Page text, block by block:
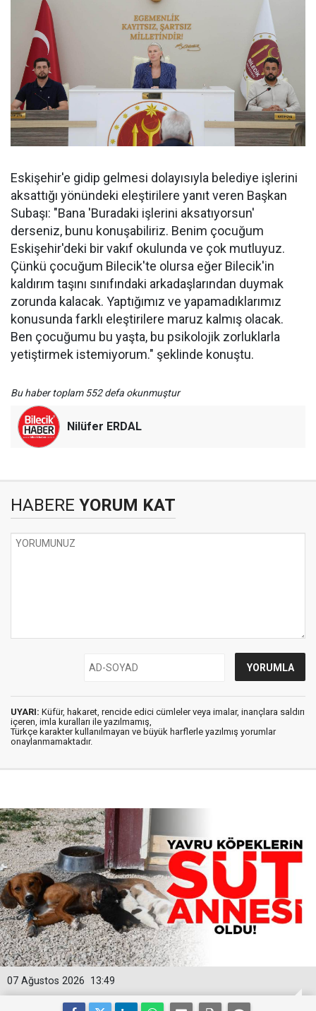
Eskişehir'e gidip gelmesi dolayısıyla belediye işlerini
aksattığı yönündeki eleştirilere yanıt veren Başkan
Subaşı: "Bana 'Buradaki işlerini aksatıyorsun'
derseniz, bunu konuşabiliriz. Benim çocuğum
Eskişehir'deki bir vakıf okulunda ve çok mutluyuz.
Çünkü çocuğum Bilecik'te olursa eğer Bilecik'in
kaldırım taşını sınıfındaki arkadaşlarından duymak
zorunda kalacak. Yaptığımız ve yapamadıklarımız
konusunda farklı eleştirilere maruz kalmış olacak.
Ben çocuğumu bu yaşta, bu psikolojik zorluklarla
yetiştirmek istemiyorum." şeklinde konuştu.
Bu haber toplam 552 defa okunmuştur
Nilüfer ERDAL
HABERE YORUM KAT
UYARI: Küfür, hakaret, rencide edici cümleler veya imalar, inançlara saldırı
içeren, imla kuralları ile yazılmamış,
Türkçe karakter kullanılmayan ve büyük harflerle yazılmış yorumlar
onaylanmamaktadır.
13:49
07 Ağustos 2026